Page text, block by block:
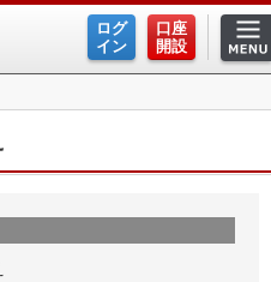
ログ
イン
口座
開設